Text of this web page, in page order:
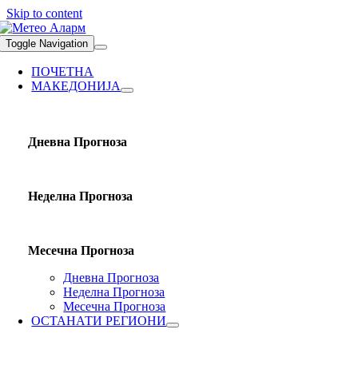
Skip to content
Toggle Navigation
ПОЧЕТНА
МАКЕДОНИЈА
Дневна Прогноза
Неделна Прогноза
Месечна Прогноза
Дневна Прогноза
Неделна Прогноза
Месечна Прогноза
ОСТАНАТИ РЕГИОНИ